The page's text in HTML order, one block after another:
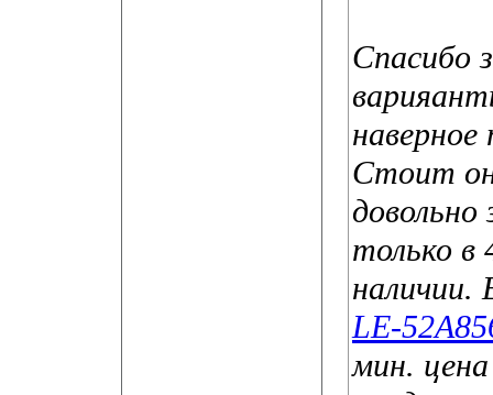
Спасибо
Стоит
только в
наличии.
LE-
мин.